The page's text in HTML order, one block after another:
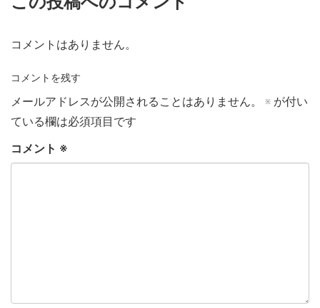
コメントはありません。
コメントを残す
メールアドレスが公開されることはありません。 ※ が付い
ている欄は必須項目です
コメント ※